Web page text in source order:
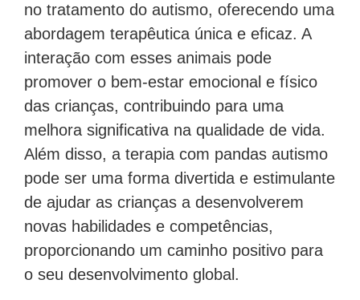
no tratamento do autismo, oferecendo uma
abordagem terapêutica única e eficaz. A
interação com esses animais pode
promover o bem-estar emocional e físico
das crianças, contribuindo para uma
melhora significativa na qualidade de vida.
Além disso, a terapia com pandas autismo
pode ser uma forma divertida e estimulante
de ajudar as crianças a desenvolverem
novas habilidades e competências,
proporcionando um caminho positivo para
o seu desenvolvimento global.